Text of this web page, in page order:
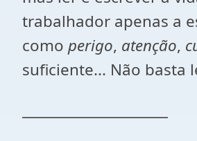
trabalhador apenas a
como perigo, atenção,
suficiente... Não basta